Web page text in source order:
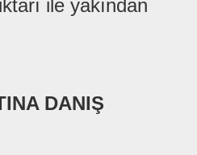
ile yakından
DANIŞ